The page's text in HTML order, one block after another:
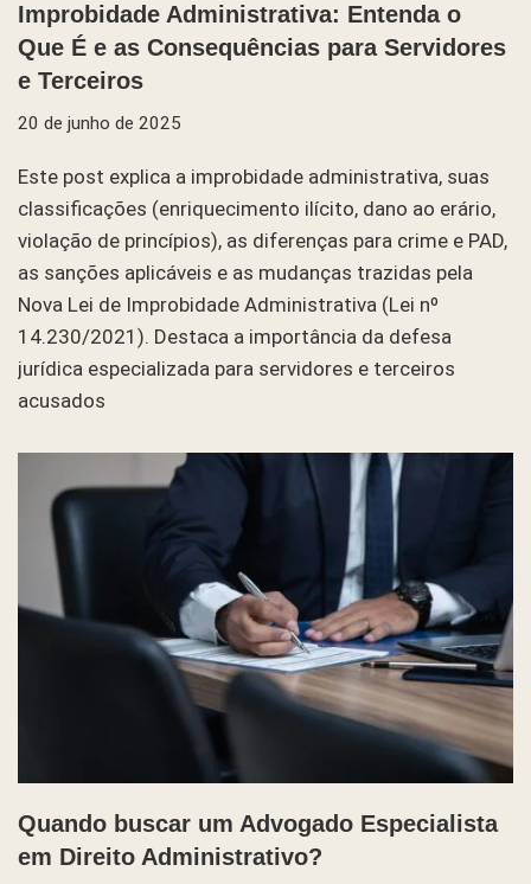
Improbidade Administrativa: Entenda o
Que É e as Consequências para Servidores
e Terceiros
20 de junho de 2025
Este post explica a improbidade administrativa, suas
classificações (enriquecimento ilícito, dano ao erário,
violação de princípios), as diferenças para crime e PAD,
as sanções aplicáveis e as mudanças trazidas pela
Nova Lei de Improbidade Administrativa (Lei nº
14.230/2021). Destaca a importância da defesa
jurídica especializada para servidores e terceiros
acusados
Quando buscar um Advogado Especialista
em Direito Administrativo?